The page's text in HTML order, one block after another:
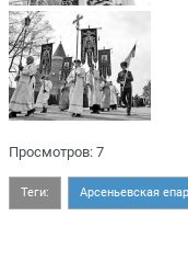
Просмотров: 7
Теги: Арсеньевская